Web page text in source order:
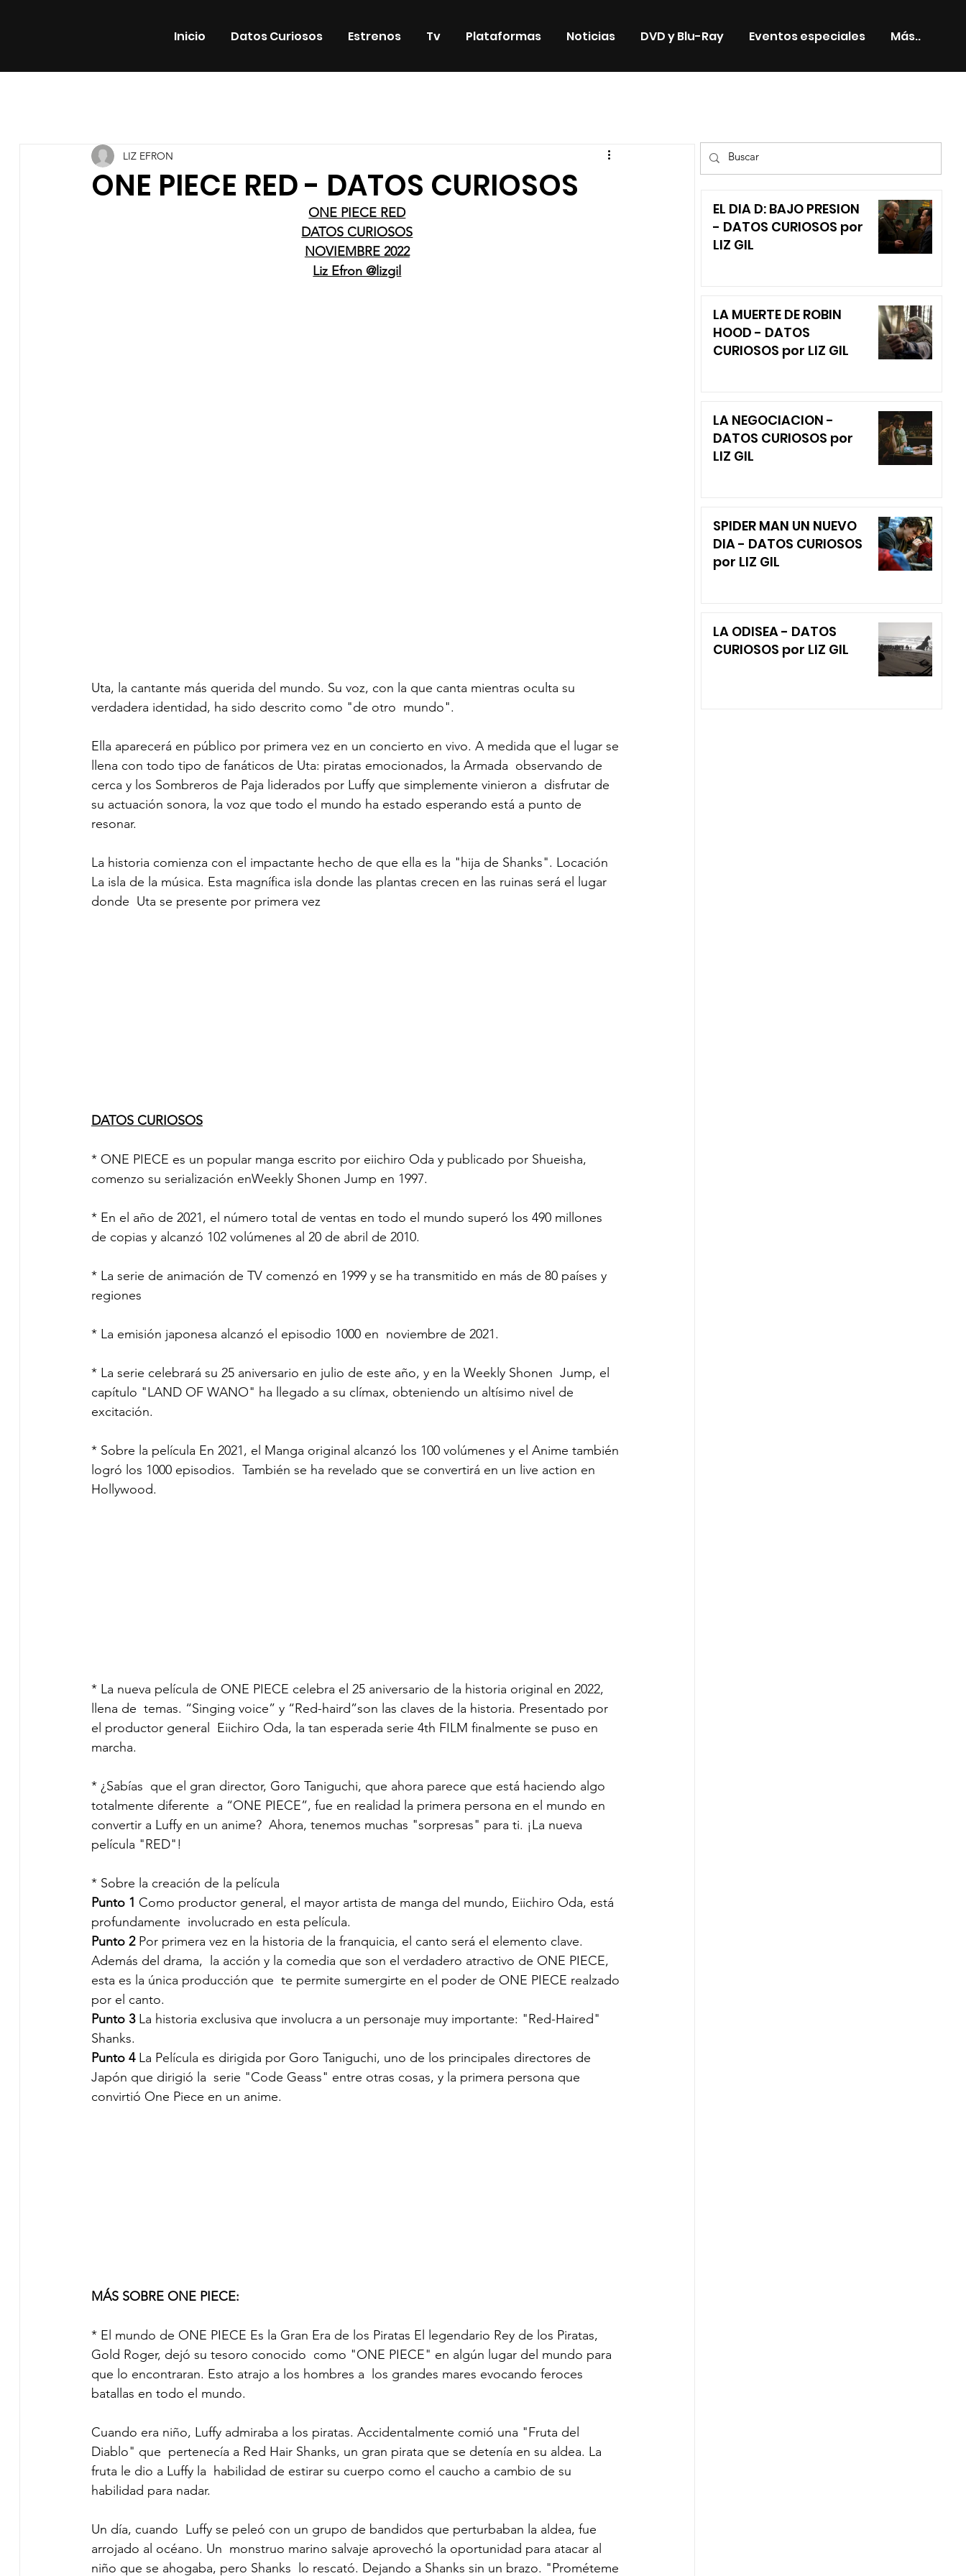
Inicio Datos Curiosos Estrenos Tv Plataformas Noticias DVD y Blu-Ray Eventos especiales Más..
Teatro Plataformas
ONE PIECE RED - DATOS CURIOSOS
LIZ EFRON
ONE PIECE RED
DATOS CURIOSOS
NOVIEMBRE 2022
Liz Efron @lizgil
Uta, la cantante más querida del mundo. Su voz, con la que canta mientras oculta su
verdadera identidad, ha sido descrito como "de otro  mundo".
Ella aparecerá en público por primera vez en un concierto en vivo. A medida que el lugar se
llena con todo tipo de fanáticos de Uta: piratas emocionados, la Armada  observando de
cerca y los Sombreros de Paja liderados por Luffy que simplemente vinieron a  disfrutar de
su actuación sonora, la voz que todo el mundo ha estado esperando está a punto de
resonar.
La historia comienza con el impactante hecho de que ella es la "hija de Shanks". Locación
La isla de la música. Esta magnífica isla donde las plantas crecen en las ruinas será el lugar
donde  Uta se presente por primera vez
DATOS CURIOSOS
* ONE PIECE es un popular manga escrito por eiichiro Oda y publicado por Shueisha,
comenzo su serialización enWeekly Shonen Jump en 1997.
* En el año de 2021, el número total de ventas en todo el mundo superó los 490 millones
de copias y alcanzó 102 volúmenes al 20 de abril de 2010.
* La serie de animación de TV comenzó en 1999 y se ha transmitido en más de 80 países y
regiones
* La emisión japonesa alcanzó el episodio 1000 en  noviembre de 2021.
* La serie celebrará su 25 aniversario en julio de este año, y en la Weekly Shonen  Jump, el
capítulo "LAND OF WANO" ha llegado a su clímax, obteniendo un altísimo nivel de
excitación.
* Sobre la película En 2021, el Manga original alcanzó los 100 volúmenes y el Anime también
logró los 1000 episodios.  También se ha revelado que se convertirá en un live action en
Hollywood.
* La nueva película de ONE PIECE celebra el 25 aniversario de la historia original en 2022,
llena de  temas. “Singing voice” y “Red-haird”son las claves de la historia. Presentado por
el productor general  Eiichiro Oda, la tan esperada serie 4th FILM finalmente se puso en
marcha.
* ¿Sabías  que el gran director, Goro Taniguchi, que ahora parece que está haciendo algo
totalmente diferente  a “ONE PIECE”, fue en realidad la primera persona en el mundo en
convertir a Luffy en un anime?  Ahora, tenemos muchas "sorpresas" para ti. ¡La nueva
película "RED"!
* Sobre la creación de la película
Punto 1 Como productor general, el mayor artista de manga del mundo, Eiichiro Oda, está
profundamente  involucrado en esta película.
Punto 2 Por primera vez en la historia de la franquicia, el canto será el elemento clave.
Además del drama,  la acción y la comedia que son el verdadero atractivo de ONE PIECE,
esta es la única producción que  te permite sumergirte en el poder de ONE PIECE realzado
por el canto.
Punto 3 La historia exclusiva que involucra a un personaje muy importante: "Red-Haired"
Shanks.
Punto 4 La Película es dirigida por Goro Taniguchi, uno de los principales directores de
Japón que dirigió la  serie "Code Geass" entre otras cosas, y la primera persona que
convirtió One Piece en un anime.
MÁS SOBRE ONE PIECE:
* El mundo de ONE PIECE Es la Gran Era de los Piratas El legendario Rey de los Piratas,
Gold Roger, dejó su tesoro conocido  como "ONE PIECE" en algún lugar del mundo para
que lo encontraran. Esto atrajo a los hombres a  los grandes mares evocando feroces
batallas en todo el mundo.
Cuando era niño, Luffy admiraba a los piratas. Accidentalmente comió una "Fruta del
Diablo" que  pertenecía a Red Hair Shanks, un gran pirata que se detenía en su aldea. La
fruta le dio a Luffy la  habilidad de estirar su cuerpo como el caucho a cambio de su
habilidad para nadar.
Un día, cuando  Luffy se peleó con un grupo de bandidos que perturbaban la aldea, fue
arrojado al océano. Un  monstruo marino salvaje aprovechó la oportunidad para atacar al
niño que se ahogaba, pero Shanks  lo rescató. Dejando a Shanks sin un brazo. "Prométeme
EL DIA D: BAJO PRESION
- DATOS CURIOSOS por
LIZ GIL
LA MUERTE DE ROBIN
HOOD - DATOS
CURIOSOS por LIZ GIL
LA NEGOCIACION -
DATOS CURIOSOS por
LIZ GIL
SPIDER MAN UN NUEVO
DIA - DATOS CURIOSOS
por LIZ GIL
LA ODISEA - DATOS
CURIOSOS por LIZ GIL